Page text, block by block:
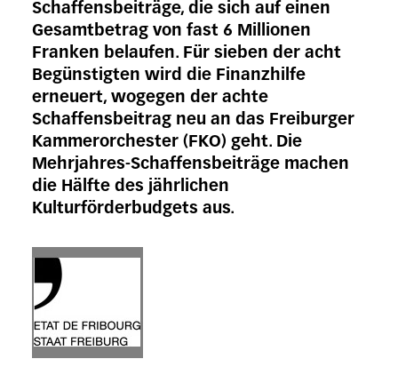
Schaffensbeiträge, die sich auf einen
Gesamtbetrag von fast 6 Millionen
Franken belaufen. Für sieben der acht
Begünstigten wird die Finanzhilfe
erneuert, wogegen der achte
Schaffensbeitrag neu an das Freiburger
Kammerorchester (FKO) geht. Die
Mehrjahres-Schaffensbeiträge machen
die Hälfte des jährlichen
Kulturförderbudgets aus.